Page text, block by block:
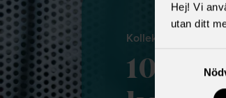
Hej! Vi
utan ditt
Kollektivavtal
10